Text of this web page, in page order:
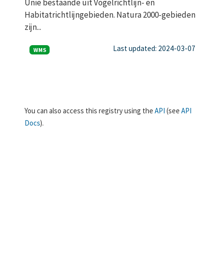
Unie bestaande uit Vogelrichtlijn- en
Habitatrichtlijngebieden. Natura 2000-gebieden
zijn...
WMS Last updated: 2024-03-07
You can also access this registry using the API (see API
Docs).